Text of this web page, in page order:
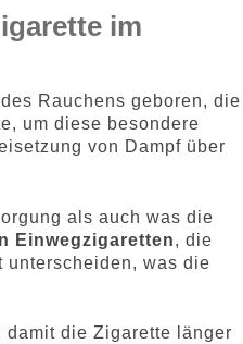
im
Rauchens geboren, die
um diese besondere
von Dampf über
als auch was die
Einwegzigaretten, die
was die
damit die Zigarette länger